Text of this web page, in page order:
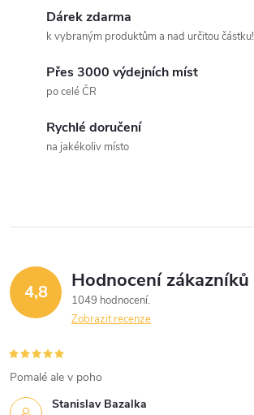
Dárek zdarma
k vybraným produktům a nad určitou částku!
Přes 3000 výdejních míst
po celé ČR
Rychlé doručení
na jakékoliv místo
4,8 Hodnocení zákazníků
1049 hodnocení
Zobrazit recenze
Stanislav Bazalka
Pomalé ale v poho